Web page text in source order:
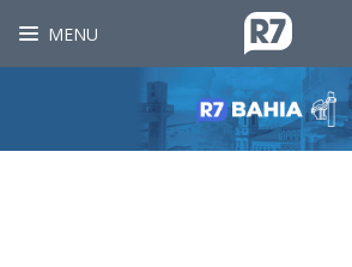
MENU